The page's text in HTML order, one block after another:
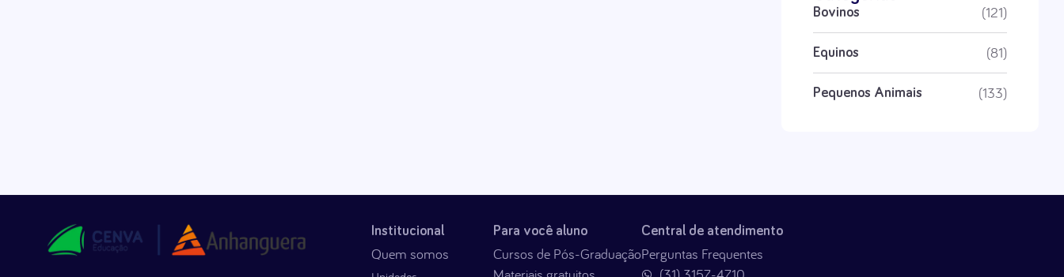
Bovinos (121)
Equinos (81)
Pequenos Animais (133)
Institucional
Quem somos
Para você aluno
Cursos de Pós-Graduação
Central de atendimento
Perguntas Frequentes